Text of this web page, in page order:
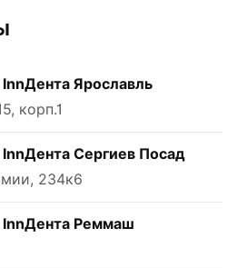
Ярославль
корп.1
Сергиев Посад
234к6
InnДента Реммаш